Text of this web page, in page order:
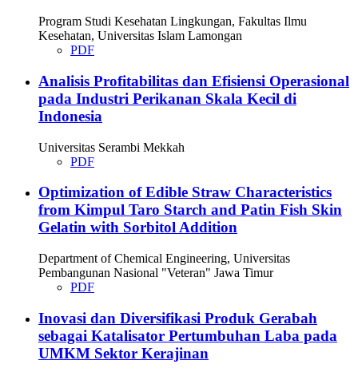
Program Studi Kesehatan Lingkungan, Fakultas Ilmu
Kesehatan, Universitas Islam Lamongan
PDF
Analisis Profitabilitas dan Efisiensi Operasional
pada Industri Perikanan Skala Kecil di
Indonesia
Universitas Serambi Mekkah
PDF
Optimization of Edible Straw Characteristics
from Kimpul Taro Starch and Patin Fish Skin
Gelatin with Sorbitol Addition
Department of Chemical Engineering, Universitas
Pembangunan Nasional "Veteran" Jawa Timur
PDF
Inovasi dan Diversifikasi Produk Gerabah
sebagai Katalisator Pertumbuhan Laba pada
UMKM Sektor Kerajinan